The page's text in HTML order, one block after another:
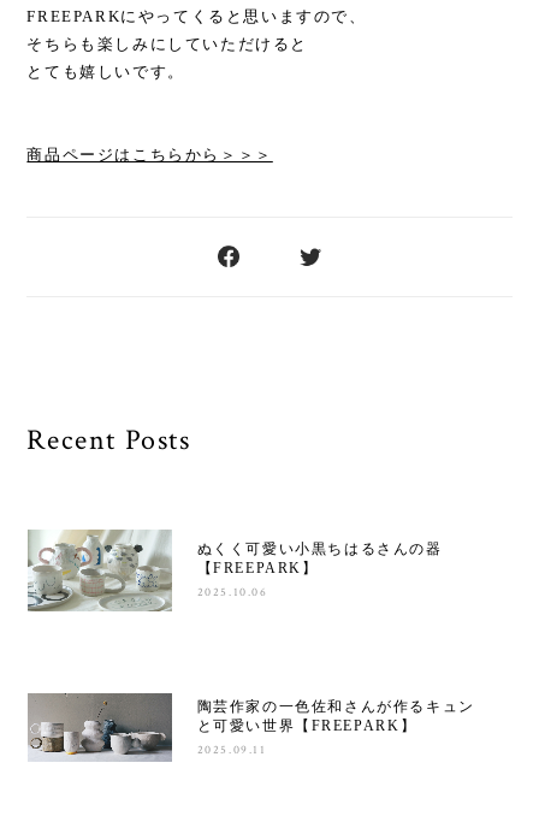
FREEPARKにやってくると思いますので、
そちらも楽しみにしていただけると
とても嬉しいです。
商品ページはこちらから＞＞＞
Recent Posts
ぬくく可愛い小黒ちはるさんの器
【FREEPARK】
2025.10.06
陶芸作家の一色佐和さんが作るキュン
と可愛い世界【FREEPARK】
2025.09.11